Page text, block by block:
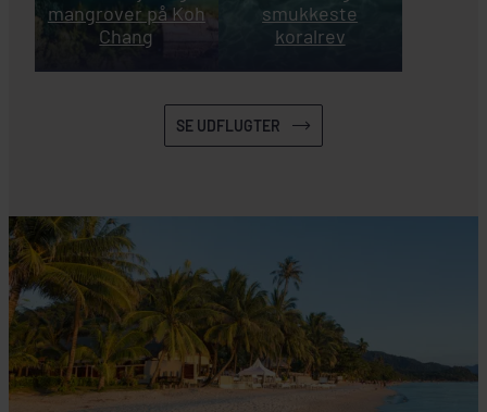
Koh Chang
AWA Koh Chang
SE UDFLUGTER
mangrover på Koh
Chang
smukkeste
koralrev